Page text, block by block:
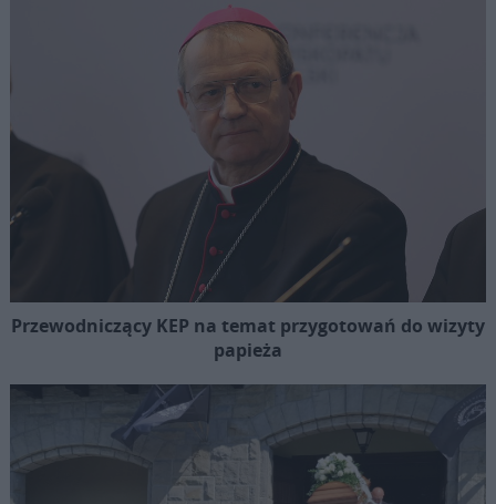
Przewodniczący KEP na temat przygotowań do wizyty
papieża